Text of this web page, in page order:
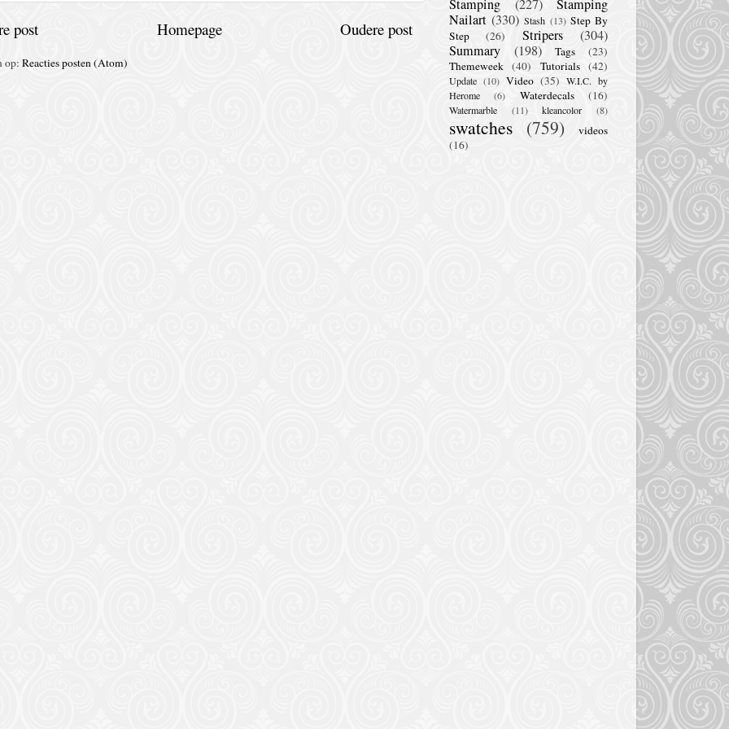
post Oudere post
Homepage
op: Reacties posten (Atom)
Stamping (227)
Stamping
Nailart (330) Stash (13) Step By
Step
(26) Stripers
(304)
Summary
(198) Tags
(23)
Themeweek (40) Tutorials (42)
Update (10) Video (35) W.I.C. by
Herome
(6) Waterdecals (16)
Watermarble (11) kleancolor (8)
swatches (759)
videos
(16)